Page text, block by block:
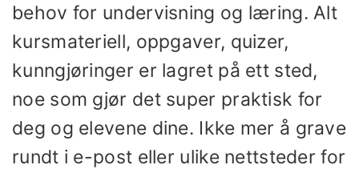
behov for undervisning og læring. Alt
kursmateriell, oppgaver, quizer,
kunngjøringer er lagret på ett sted,
noe som gjør det super praktisk for
deg og elevene dine. Ikke mer å grave
rundt i e-post eller ulike nettsteder for